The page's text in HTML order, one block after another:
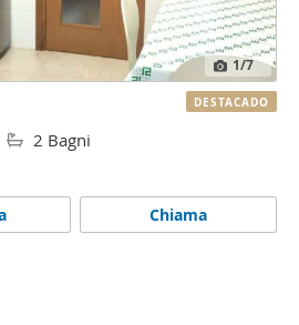
1/7
2 Bagni
Chiama
DESTACADO